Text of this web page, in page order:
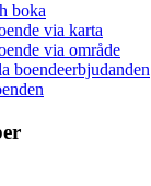
boka
via karta
via område
boendeerbjudanden